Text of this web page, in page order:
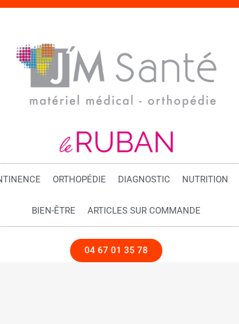
ORTHOPÉDIE DIAGNOSTIC NUTRITION
BIEN-ÊTRE ARTICLES SUR COMMANDE
04 67 01 35 78